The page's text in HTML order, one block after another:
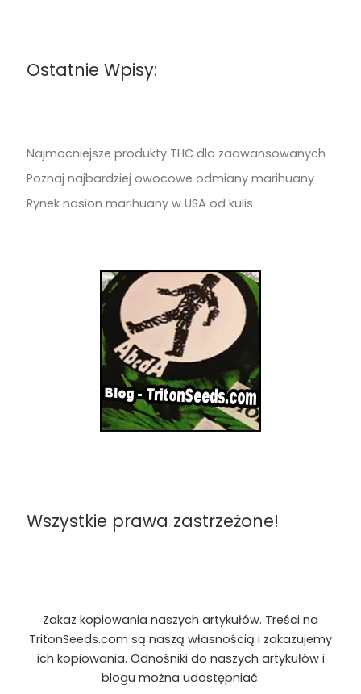
Ostatnie Wpisy:
Najmocniejsze produkty THC dla zaawansowanych
Poznaj najbardziej owocowe odmiany marihuany
Rynek nasion marihuany w USA od kulis
Wszystkie prawa zastrzeżone!
Zakaz kopiowania naszych artykułów. Treści na
TritonSeeds.com są naszą własnością i zakazujemy
ich kopiowania. Odnośniki do naszych artykułów i
blogu można udostępniać.